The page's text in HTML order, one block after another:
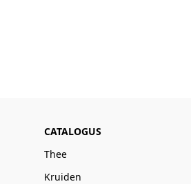
CATALOGUS
Thee
Kruiden